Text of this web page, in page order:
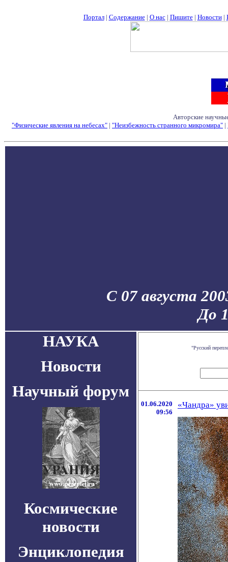
Портал| Содержание| О нас| Пишите| Новости|
Авторские
"Физические явления на небесах" | "Неизбежность странного микромира" |
С 07 августа
До
НАУКА
Новости
Научный форум
Космические
новости
Энциклопедия
"Русский
01.06.2020
09:56
«Чандра»